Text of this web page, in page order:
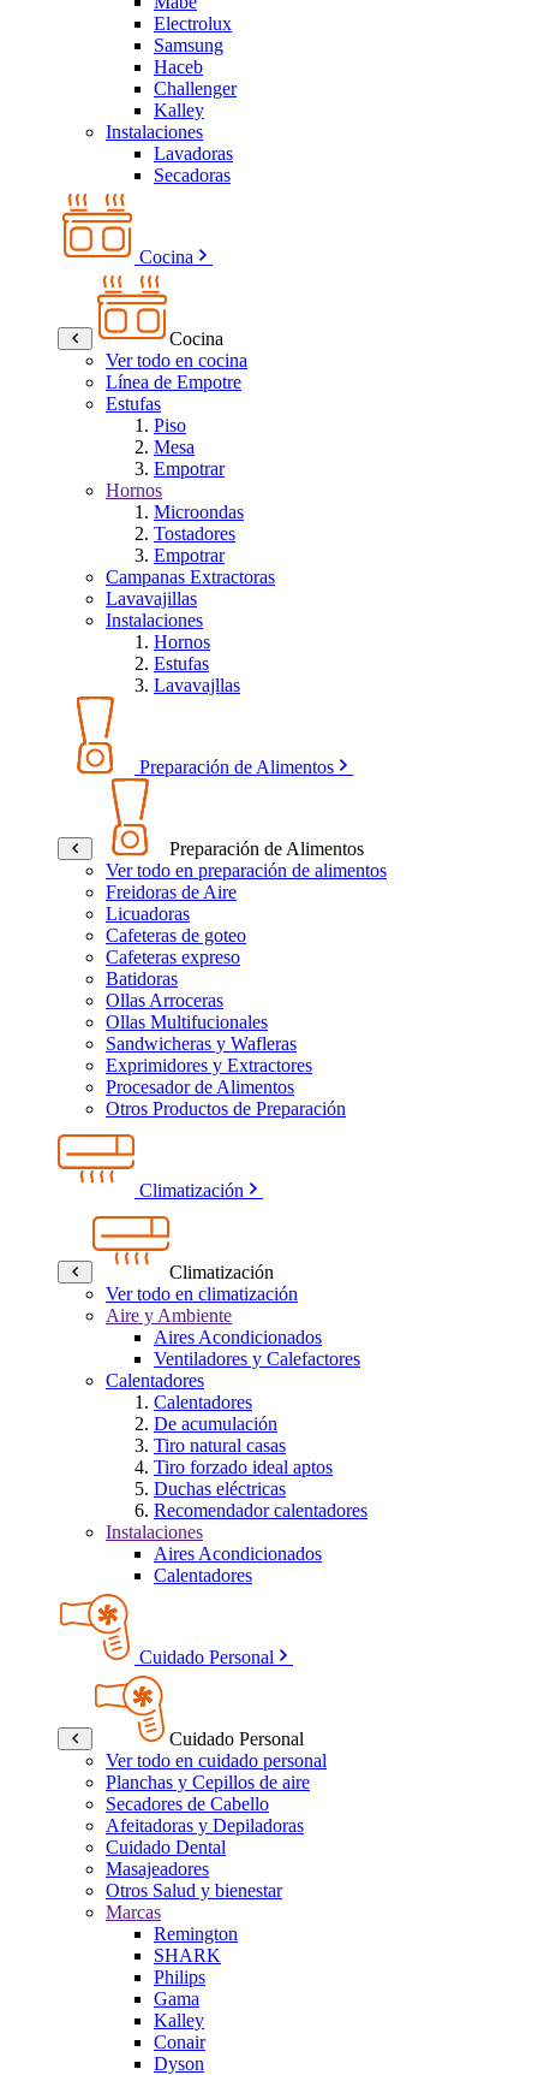
Electrolux
Samsung
Haceb
Challenger
Kalley
Instalaciones
Lavadoras
Secadoras
Cocina
Cocina
Ver todo en cocina
Línea de Empotre
Estufas
Piso
Mesa
Empotrar
Hornos
Microondas
Tostadores
Empotrar
Campanas Extractoras
Lavavajillas
Instalaciones
Hornos
Estufas
Lavavajllas
Preparación de Alimentos
Preparación de Alimentos
Ver todo en preparación de alimentos
Freidoras de Aire
Licuadoras
Cafeteras de goteo
Cafeteras expreso
Batidoras
Ollas Arroceras
Ollas Multifucionales
Sandwicheras y Wafleras
Exprimidores y Extractores
Procesador de Alimentos
Otros Productos de Preparación
Climatización
Climatización
Ver todo en climatización
Aire y Ambiente
Aires Acondicionados
Ventiladores y Calefactores
Calentadores
Calentadores
De acumulación
Tiro natural casas
Tiro forzado ideal aptos
Duchas eléctricas
Recomendador calentadores
Instalaciones
Aires Acondicionados
Calentadores
Cuidado Personal
Cuidado Personal
Ver todo en cuidado personal
Planchas y Cepillos de aire
Secadores de Cabello
Afeitadoras y Depiladoras
Cuidado Dental
Masajeadores
Otros Salud y bienestar
Marcas
Remington
SHARK
Philips
Gama
Kalley
Conair
Dyson